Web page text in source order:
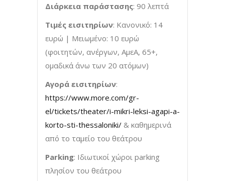
Διάρκεια παράστασης: 90 λεπτά
Τιμές εισιτηρίων: Κανονικό: 14
ευρώ | Μειωμένο: 10 ευρώ
(φοιτητών, ανέργων, ΑμεΑ, 65+,
ομαδικά άνω των 20 ατόμων)
Αγορά εισιτηρίων:
https://www.more.com/gr-
el/tickets/theater/i-mikri-leksi-agapi-a-
korto-sti-thessaloniki/ & καθημερινά
από το ταμείο του θεάτρου
Parking: Ιδιωτικοί χώροι parking
πλησίον του θεάτρου